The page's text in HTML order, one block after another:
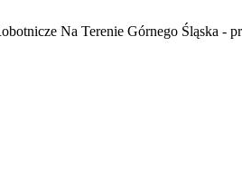
Na Terenie Górnego Śląska -